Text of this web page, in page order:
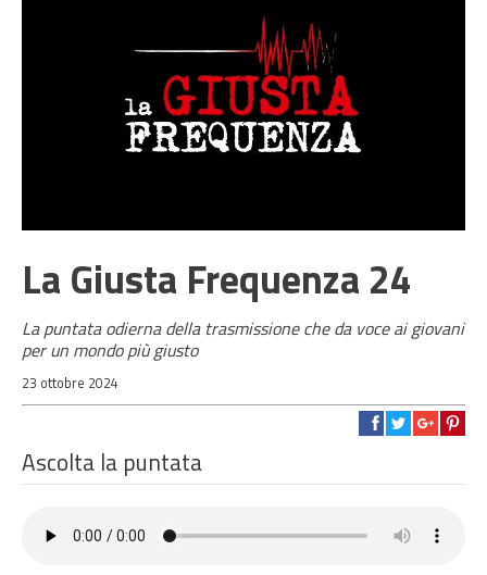
La Giusta Frequenza 24
La puntata odierna della trasmissione che da voce ai giovani
per un mondo più giusto
23 ottobre 2024
Ascolta la puntata